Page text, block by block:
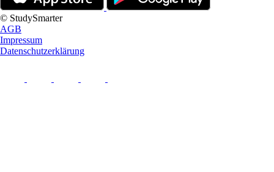
© StudySmarter
AGB
Impressum
Datenschutzerklärung